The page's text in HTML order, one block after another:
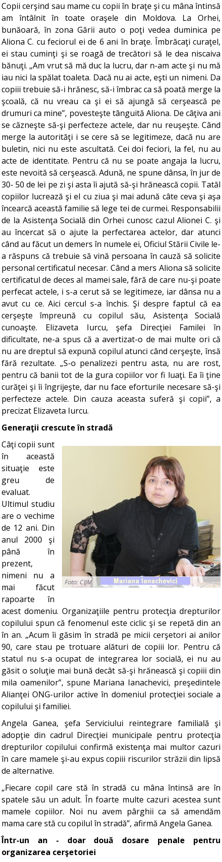
Copii cerşind sau mame cu copii în braţe şi cu mâna întinsă
am întâlnit în toate oraşele din Moldova. La Orhei,
bunăoară, în zona Gării auto o poţi vedea duminica pe
Aliona C. cu feciorul ei de 6 ani în braţe. Îmbrăcaţi curaţel,
ei stau cuminţi şi se roagă de trecători să le dea niscaiva
bănuţi. „Am vrut să mă duc la lucru, dar n-am acte şi nu mă
iau nici la spălat toaleta. Dacă nu ai acte, eşti un nimeni. Da
copiii trebuie să-i hrănesc, să-i îmbrac ca să poată merge la
şcoală, că nu vreau ca şi ei să ajungă să cerşească pe
drumuri ca mine”, povesteşte tânguită Aliona. De câţiva ani
se căzneşte să-şi perfecteze actele, dar nu reuşeşte. Când
merge la autorităţi i se cere să se legitimeze, dacă nu are
buletin, nici nu este ascultată. Cei doi feciori, la fel, nu au
acte de identitate. Pentru că nu se poate angaja la lucru,
este nevoită să cerşească. Adună, ne spune dânsa, în jur de
30- 50 de lei pe zi şi asta îi ajută să-şi hrănească copii. Tatăl
copiilor lucrează şi el cu ziua şi mai adună câte ceva şi aşa
încearcă această familie să lege tei de curmei. Responsabilii
de la Asistenţa Socială din Orhei cunosc cazul Alionei C. şi
au încercat să o ajute la perfectarea actelor, dar atunci
când au făcut un demers în numele ei, Oficiul Stării Civile le-
a răspuns că trebuie să vină persoana în cauză să solicite
personal certificatul necesar. Când a mers Aliona să solicite
certificatul de deces al mamei sale, fără de care nu-şi poate
perfecat actele, i s-a cerut să se legitimeze, iar dânsa nu a
avut cu ce. Aici cercul s-a închis. Şi despre faptul că ea
cerşeşte împreună cu copilul său, Asistenţa Socială
cunoaşte. Elizaveta Iurcu, şefa Direcţiei Familei în
dificultate, ne-a spus că a avertizat-o de mai multe ori că
nu are dreptul să expună copilul atunci când cerşeşte, însă
fără rezultate. „S-o penalizezi pentru asta, nu are rost,
pentru că banii tot de la gura copiilor vor fi luaţi. Ea îi ţine
curăţei şi îi îngrijeşte, dar nu face eforturile necesare să-şi
perfecteze actele. Din cauza aceasta suferă şi copii”, a
precizat Elizaveta Iurcu.
Generaţii crescute în stradă
Foto: CIJM
Câţi copii sunt
în această
situaţie este
greu de
evaluat.
Ultimul studiu
are o vechime
de 12 ani. Din
anul 2000 şi
până în
prezent,
nimeni nu a
mai făcut
rapoarte în
acest domeniu. Organizaţiile pentru protecţia drepturilor
copilului spun că fenomenul este ciclic şi se repetă din an
în an. „Acum îi găsim în stradă pe micii cerşetori ai anilor
90, care stau pe trotuare alături de copiii lor. Pentru că
statul nu s-a ocupat de integrarea lor socială, ei nu au
găsit o soluţie mai bună decât să-şi hrănească şi copiii din
mila oamenilor”, spune Mariana Ianachevici, preşedintele
Alianţei ONG-urilor active în domeniul protecţiei sociale a
copilului şi familiei.
Angela Ganea, şefa Serviciului reintegrare familială şi
adopţie din cadrul Direcţiei municipale pentru protecţia
drepturilor copilului confirmă existenţa mai multor cazuri
în care mamele şi-au expus copiii riscurilor străzii din lipsă
de alternative.
„Fiecare copil care stă în stradă cu mâna întinsă are în
spatele său un adult. În foarte multe cazuri acestea sunt
mamele copiilor. Noi nu avem pârghii ca să amendăm
mama care stă cu copilul în stradă”, afirmă Angela Ganea.
Într-un an - doar două dosare penale pentru
organizarea cerşetoriei